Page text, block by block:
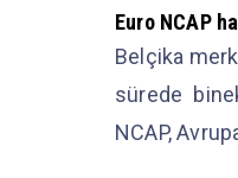
Euro NCAP
Belçika
sürede
NCAP,